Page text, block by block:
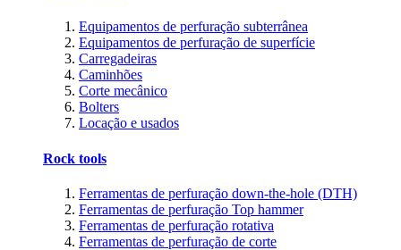
Equipamentos de perfuração subterrânea
Equipamentos de perfuração de superfície
Carregadeiras
Caminhões
Corte mecânico
Bolters
Locação e usados
Rock tools
Ferramentas de perfuração down-the-hole (DTH)
Ferramentas de perfuração Top hammer
Ferramentas de perfuração rotativa
Ferramentas de perfuração de corte